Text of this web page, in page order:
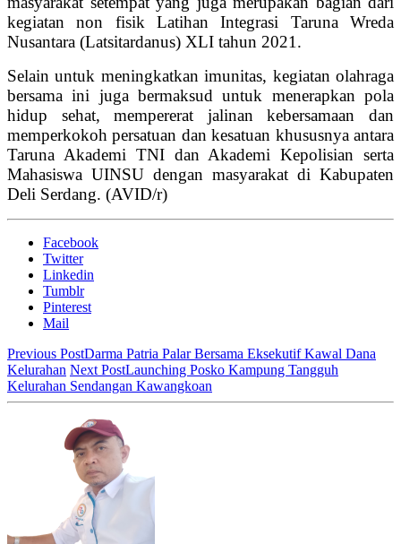
kegiatan non fisik Latihan Integrasi Taruna Wreda
Nusantara (Latsitardanus) XLI tahun 2021.
Selain untuk meningkatkan imunitas, kegiatan olahraga
bersama ini juga bermaksud untuk menerapkan pola
hidup sehat, mempererat jalinan kebersamaan dan
memperkokoh persatuan dan kesatuan khususnya antara
Taruna Akademi TNI dan Akademi Kepolisian serta
Mahasiswa UINSU dengan masyarakat di Kabupaten
Deli Serdang. (AVID/r)
Facebook
Twitter
Linkedin
Tumblr
Pinterest
Mail
Previous PostDarma Patria Palar Bersama Eksekutif Kawal Dana
Kelurahan Next PostLaunching Posko Kampung Tangguh
Kelurahan Sendangan Kawangkoan